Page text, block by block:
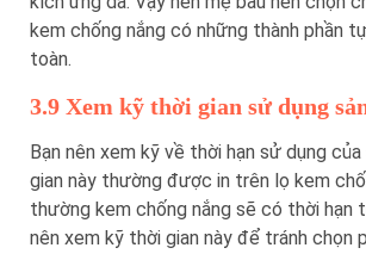
kem chống nắng có những thành phần
toàn.
3.9 Xem kỹ thời gian sử dụng
Bạn nên xem kỹ về thời hạn sử dụng
gian này thường được in trên lọ kem
thường kem chống nắng sẽ có thời hạn
nên xem kỹ thời gian này để tránh chọn